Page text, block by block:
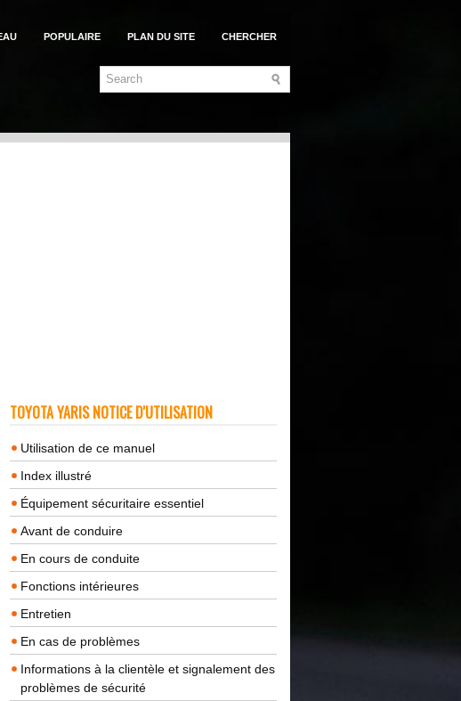
POPULAIRE PLAN DU SITE CHERCHER
TOYOTA YARIS NOTICE D'UTILISATION
Utilisation de ce manuel
Index illustré
Équipement sécuritaire essentiel
Avant de conduire
En cours de conduite
Fonctions intérieures
Entretien
En cas de problèmes
Informations à la clientèle et signalement des
problèmes de sécurité